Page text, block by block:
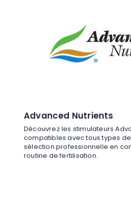
Advanced Nutrients
Découvrez les stimulateurs
compatibles avec tous types
sélection professionnelle en
routine de fertilisation.